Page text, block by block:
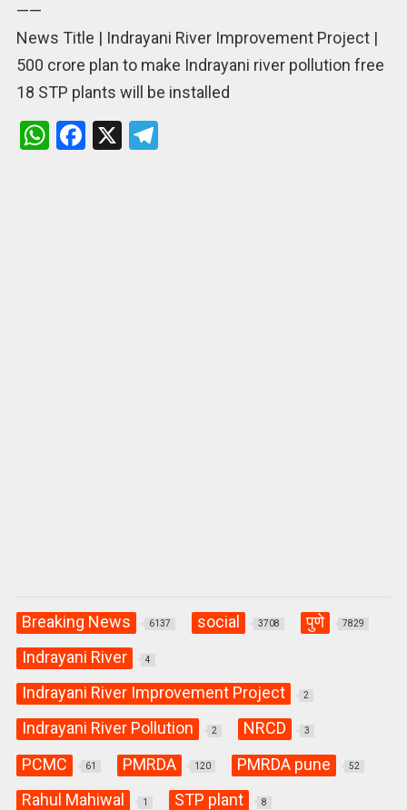
——
News Title | Indrayani River Improvement Project |
500 crore plan to make Indrayani river pollution free
18 STP plants will be installed
W
F
X
Breaking News 6137 social 3708 पुणे 7829
Indrayani River 4
Indrayani River Improvement Project 2
Indrayani River Pollution 2 NRCD 3
PCMC 61 PMRDA 120 PMRDA pune 52
Rahul Mahiwal 1 STP plant 8